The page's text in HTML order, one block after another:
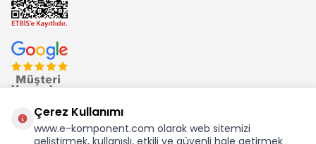
Çerez Kullanımı
www.e-komponent.com olarak web sitemizi
geliştirmek, kullanışlı, etkili ve güvenli hale getirmek